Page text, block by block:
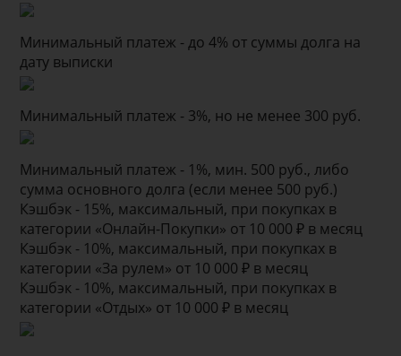
Минимальный платеж - до 4% от суммы долга на
дату выписки
Минимальный платеж - 3%, но не менее 300 руб.
Минимальный платеж - 1%, мин. 500 руб., либо
сумма основного долга (если менее 500 руб.)
Кэшбэк - 15%, максимальный, при покупках в
категории «Онлайн-Покупки» от 10 000 ₽ в месяц
Кэшбэк - 10%, максимальный, при покупках в
категории «За рулем» от 10 000 ₽ в месяц
Кэшбэк - 10%, максимальный, при покупках в
категории «Отдых» от 10 000 ₽ в месяц